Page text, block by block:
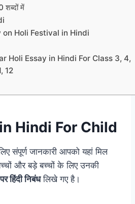
शब्दों में
on Holi Festival in Hindi
Holi Essay in Hindi For Class 3, 4,
12
Hindi For Child
संपूर्ण जानकारी आपको यहां मिल
और बड़े बच्चों के लिए उनकी
हिंदी निबंधलिखे गए है।